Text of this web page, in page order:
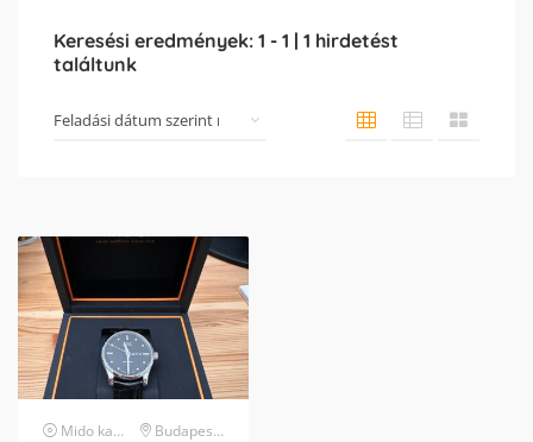
Keresési eredmények: 1 - 1 | 1 hirdetést
találtunk
Mido karóra Budapest VII. kerület